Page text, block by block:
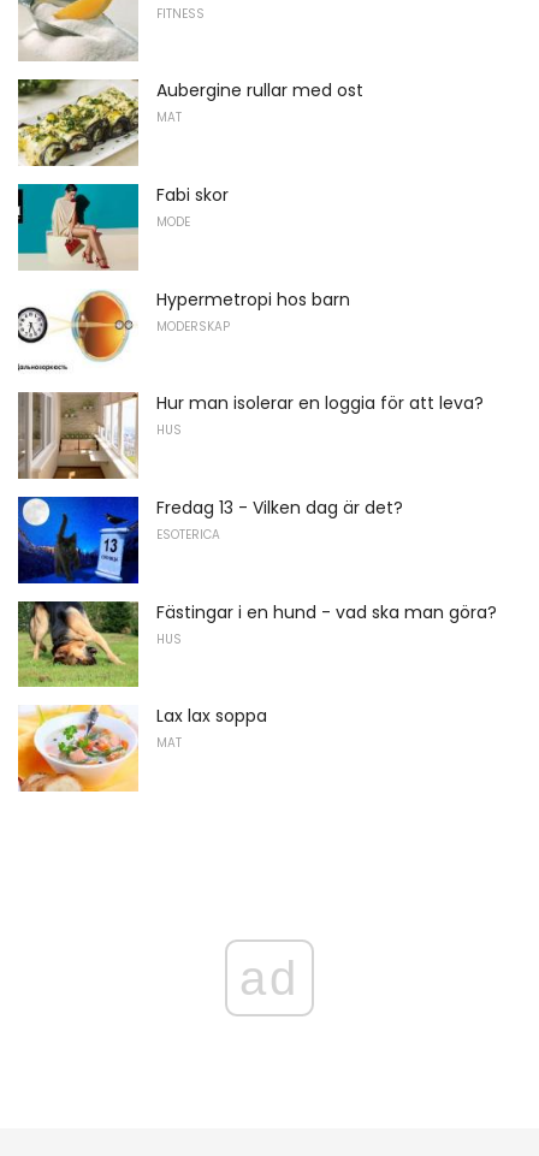
FITNESS
Aubergine rullar med ost
MAT
Fabi skor
MODE
Hypermetropi hos barn
MODERSKAP
Hur man isolerar en loggia för att leva?
HUS
Fredag ​​13 - Vilken dag är det?
ESOTERICA
Fästingar i en hund - vad ska man göra?
HUS
Lax lax soppa
MAT
ad